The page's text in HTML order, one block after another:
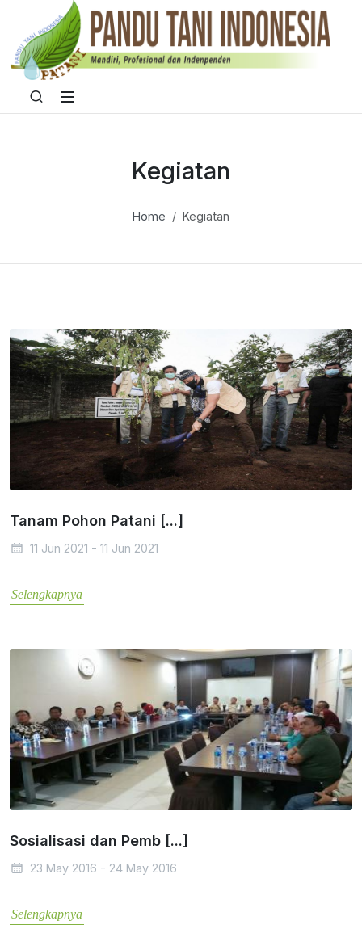
Kegiatan
Home Kegiatan
Tanam Pohon Patani [...]
11 Jun 2021 - 11 Jun 2021
Selengkapnya
Sosialisasi dan Pemb [...]
23 May 2016 - 24 May 2016
Selengkapnya